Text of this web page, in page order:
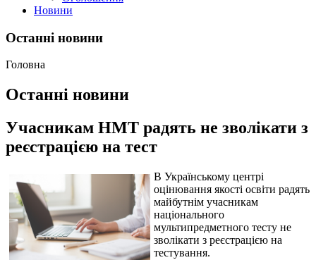
Новини
Останні новини
Головна
Останні новини
Учасникам НМТ радять не зволікати з
реєстрацією на тест
В Українському центрі
оцінювання якості освіти радять
майбутнім учасникам
національного
мультипредметного тесту не
зволікати з реєстрацією на
тестування.